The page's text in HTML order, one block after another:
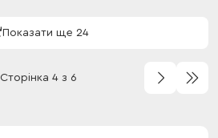
Показати ще 24
Сторінка 4 з 6